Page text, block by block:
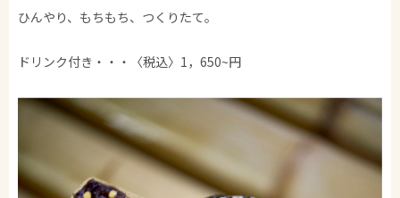
ひんやり、もちもち、つくりたて。
ドリンク付き・・・〈税込〉1，650~円